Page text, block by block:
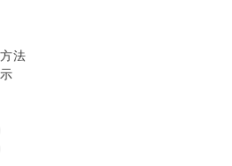
性为主角传统节日
手相福运在何处？
十条
、事业运？
法